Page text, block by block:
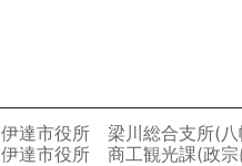
伊達市役所 梁川総合支所(八
伊達市役所 商工観光課(政